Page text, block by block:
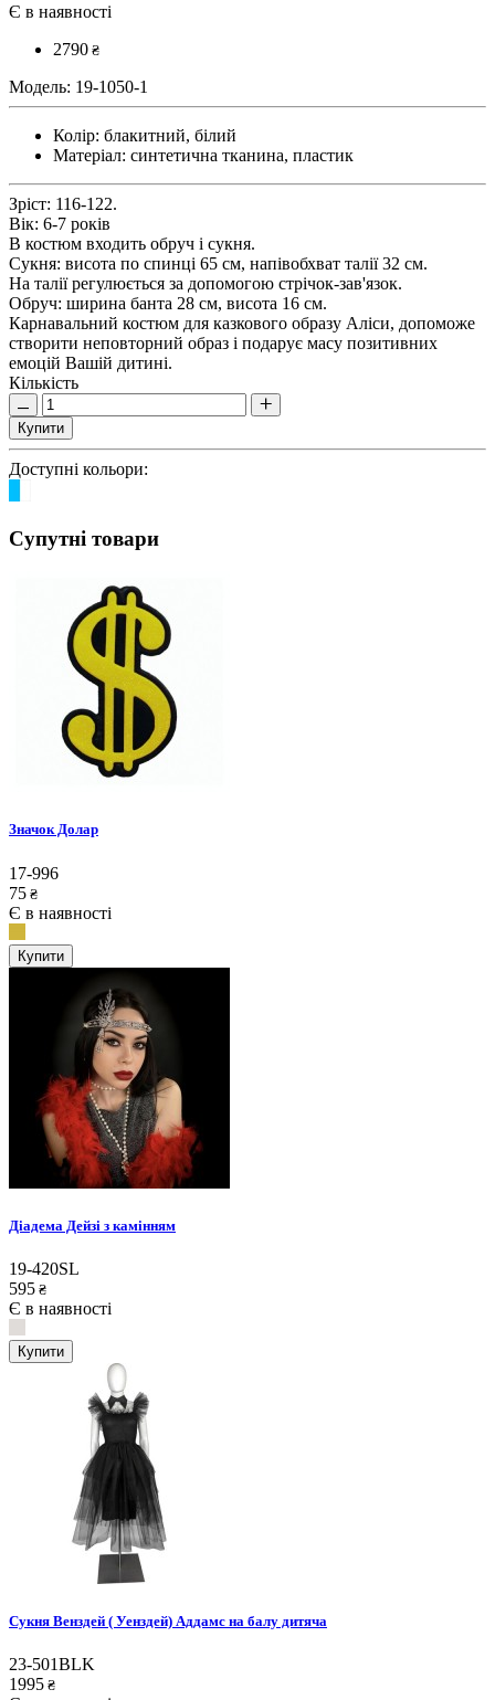
Є в наявності
2790 ₴
Модель: 19-1050-1
Колір: блакитний, білий
Матеріал: синтетична тканина, пластик
Зріст: 116-122.
Вік: 6-7 років
В костюм входить обруч і сукня.
Сукня: висота по спинці 65 см, напівобхват талії 32 см.
На талії регулюється за допомогою стрічок-зав'язок.
Обруч: ширина банта 28 см, висота 16 см.
Карнавальний костюм для казкового образу Аліси, допоможе
створити неповторний образ і подарує масу позитивних
емоцій Вашій дитині.
Кількість
Купити
Доступні кольори:
Супутні товари
Значок Долар
17-996
75 ₴
Є в наявності
Купити
Діадема Дейзі з камінням
19-420SL
595 ₴
Є в наявності
Купити
Сукня Венздей ( Уенздей) Аддамс на балу дитяча
23-501BLK
1995 ₴